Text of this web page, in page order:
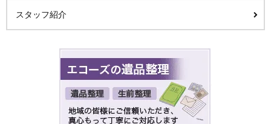
スタッフ紹介